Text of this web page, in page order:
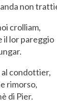
non
crolliam,
il lor pareggio
al condottier,
rimorso,
di Pier.